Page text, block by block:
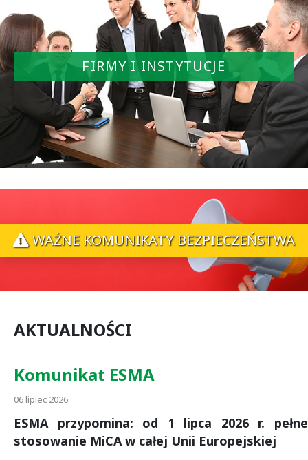
DZIAŁALNOŚĆ ROLNICZA
Bankowość elektroniczna
Lokaty
Kredyty
Karty płatnicze
FIRMY I INSTYTUCJE
Bankowość elektroniczna
Rachunki
WAŻNE KOMUNIKATY BEZPIECZEŃSTWA
AKTUALNOŚCI
Komunikat ESMA
06 lipiec 2026
ESMA przypomina: od 1 lipca 2026 r. pełne
stosowanie MiCA w całej Unii Europejskiej